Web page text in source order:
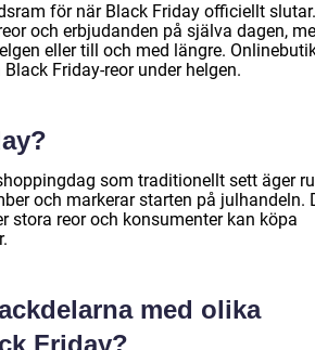
för när Black Friday officiellt slutar.
och erbjudanden på själva dagen,
eller till och med längre.
Friday-reor under helgen.
som traditionellt sett äger
och markerar starten på julhandeln.
stora reor och konsumenter kan köpa
med olika